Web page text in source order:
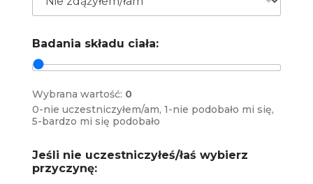
Badania składu ciała:
Wybrana wartość: 0
0-nie uczestniczyłem/am, 1-nie podobało mi się,
5-bardzo mi się podobało
Jeśli nie uczestniczyłeś/łaś wybierz
przyczynę: